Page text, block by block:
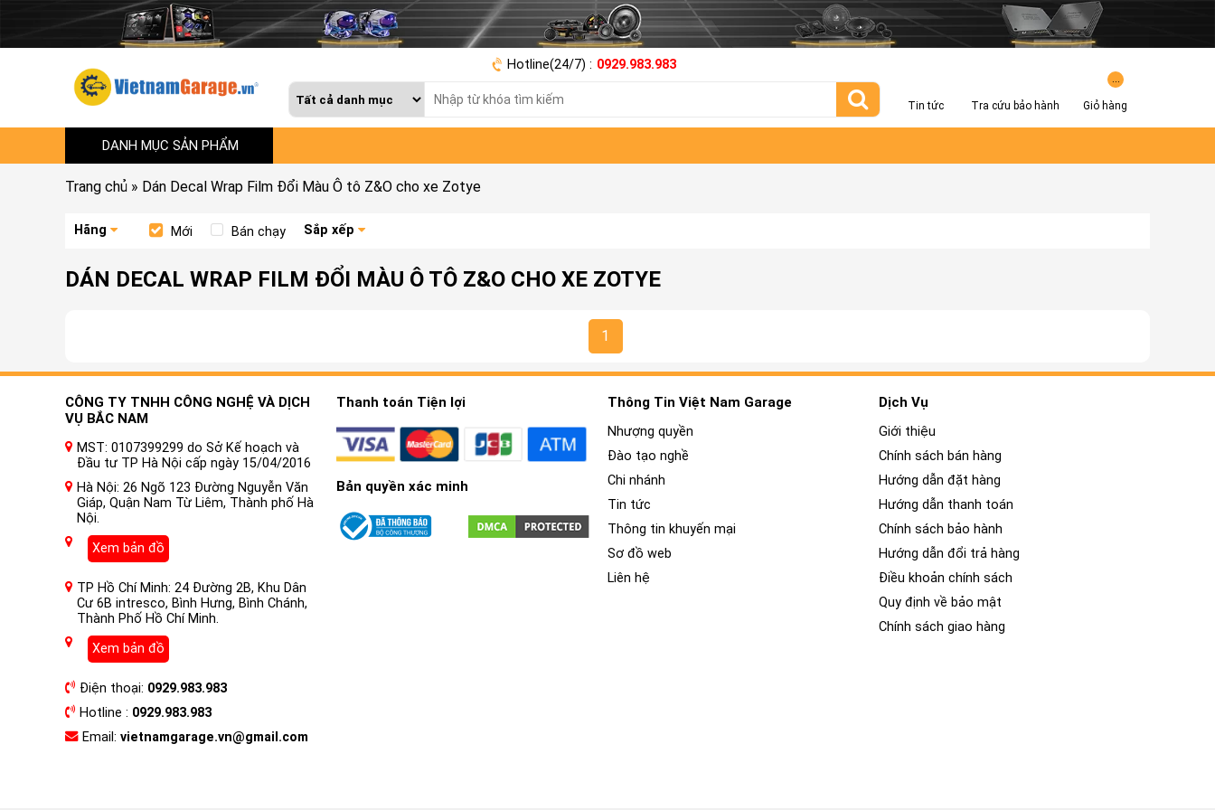
Hotline(24/7) : 0929.983.983
Tin tức Tra cứu bảo hành Giỏ hàng
DANH MỤC SẢN PHẨM
Trang chủ » Dán Decal Wrap Film Đổi Màu Ô tô Z&O cho xe Zotye
Hãng Mới Bán chạy Sắp xếp
DÁN DECAL WRAP FILM ĐỔI MÀU Ô TÔ Z&O CHO XE ZOTYE
1
CÔNG TY TNHH CÔNG NGHỆ VÀ DỊCH
VỤ BẮC NAM
MST: 0107399299 do Sở Kế hoạch và
Đầu tư TP Hà Nội cấp ngày 15/04/2016
Hà Nội: 26 Ngõ 123 Đường Nguyễn Văn
Giáp, Quận Nam Từ Liêm, Thành phố Hà
Nội.
Xem bản đồ
TP Hồ Chí Minh: 24 Đường 2B, Khu Dân
Cư 6B intresco, Bình Hưng, Bình Chánh,
Thành Phố Hồ Chí Minh.
Xem bản đồ
Điện thoại: 0929.983.983
Hotline : 0929.983.983
Email: vietnamgarage.vn@gmail.com
Thanh toán Tiện lợi
Bản quyền xác minh
Thông Tin Việt Nam Garage
Nhượng quyền
Đào tạo nghề
Chi nhánh
Tin tức
Thông tin khuyến mại
Sơ đồ web
Liên hệ
Dịch Vụ
Giới thiệu
Chính sách bán hàng
Hướng dẫn đặt hàng
Hướng dẫn thanh toán
Chính sách bảo hành
Hướng dẫn đổi trả hàng
Điều khoản chính sách
Quy định về bảo mật
Chính sách giao hàng